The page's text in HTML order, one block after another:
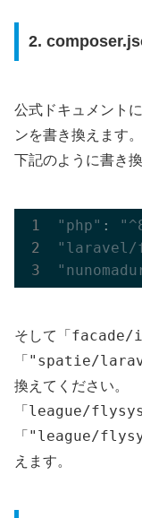
2.
公式ドキュメント
ンを書き換えます。
下記のように書き
"php" :
"laravel/
そして「
「 "spatie/
換えてください。
「 league/
「 "league/
えます。